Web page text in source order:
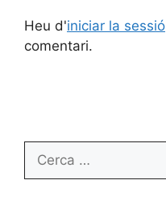
Heu d'iniciar la sessió
comentari.